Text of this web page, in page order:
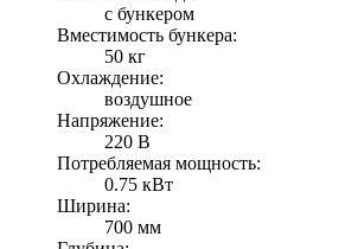
с бункером
Вместимость бункера:
50 кг
Охлаждение:
воздушное
Напряжение:
220 В
Потребляемая мощность:
0.75 кВт
Ширина:
700 мм